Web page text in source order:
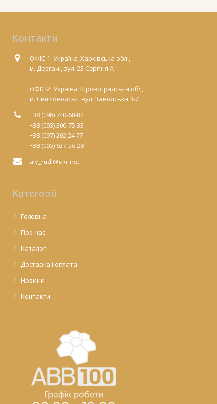
Контакти
ОФІС-1: Україна, Харківська обл.,
м. Дергачі, вул. 23 Серпня-А
ОФІС-2: Україна, Кіровоградська обл,
м. Світловодськ, вул. Заводська 3-Д
+38 (098) 740-68-82
+38 (093) 300-75-33
+38 (097) 202 24 77
+38 (095) 637-56-28
aiv_rudi@ukr.net
Категорії
Головна
Про нас
Каталог
Доставка і оплата
Новини
Контакти